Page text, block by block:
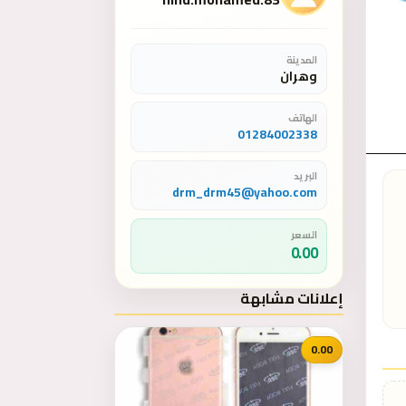
المدينة
وهران
الهاتف
01284002338
البريد
drm_drm45@yahoo.com
السعر
0.00
إعلانات مشابهة
0.00